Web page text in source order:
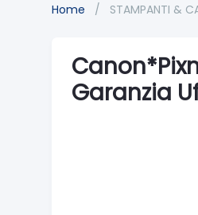
Home / STAMPANTI &
Garanzia